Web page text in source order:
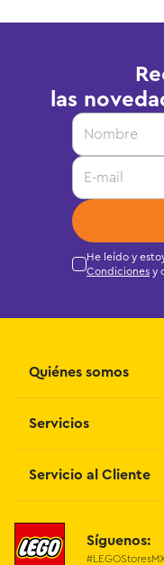
las
He leído y
Condiciones y
Quiénes somos
Grupo Juguetron
Blog
Servicios
Facturación
Servicio al Cliente
Preguntas Frecuentes
Síguenos: